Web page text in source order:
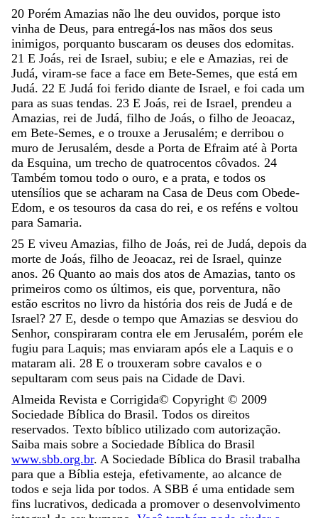
20 Porém Amazias não lhe deu ouvidos, porque isto
vinha de Deus, para entregá-los nas mãos dos seus
inimigos, porquanto buscaram os deuses dos edomitas.
21 E Joás, rei de Israel, subiu; e ele e Amazias, rei de
Judá, viram-se face a face em Bete-Semes, que está em
Judá. 22 E Judá foi ferido diante de Israel, e foi cada um
para as suas tendas. 23 E Joás, rei de Israel, prendeu a
Amazias, rei de Judá, filho de Joás, o filho de Jeoacaz,
em Bete-Semes, e o trouxe a Jerusalém; e derribou o
muro de Jerusalém, desde a Porta de Efraim até à Porta
da Esquina, um trecho de quatrocentos côvados. 24
Também tomou todo o ouro, e a prata, e todos os
utensílios que se acharam na Casa de Deus com Obede-
Edom, e os tesouros da casa do rei, e os reféns e voltou
para Samaria.
25 E viveu Amazias, filho de Joás, rei de Judá, depois da
morte de Joás, filho de Jeoacaz, rei de Israel, quinze
anos. 26 Quanto ao mais dos atos de Amazias, tanto os
primeiros como os últimos, eis que, porventura, não
estão escritos no livro da história dos reis de Judá e de
Israel? 27 E, desde o tempo que Amazias se desviou do
Senhor, conspiraram contra ele em Jerusalém, porém ele
fugiu para Laquis; mas enviaram após ele a Laquis e o
mataram ali. 28 E o trouxeram sobre cavalos e o
sepultaram com seus pais na Cidade de Davi.
Almeida Revista e Corrigida© Copyright © 2009
Sociedade Bíblica do Brasil. Todos os direitos
reservados. Texto bíblico utilizado com autorização.
Saiba mais sobre a Sociedade Bíblica do Brasil
www.sbb.org.br. A Sociedade Bíblica do Brasil trabalha
para que a Bíblia esteja, efetivamente, ao alcance de
todos e seja lida por todos. A SBB é uma entidade sem
fins lucrativos, dedicada a promover o desenvolvimento